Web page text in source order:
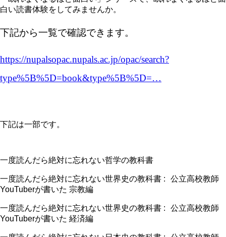
白い読書体験をしてみませんか。
下記から一覧で確認できます。
https://nupalsopac.nupals.ac.jp/opac/search?
type%5B%5D=book&type%5B%5D=…
下記は一部です。
一度読んだら絶対に忘れない哲学の教科書
一度読んだら絶対に忘れない世界史の教科書 :
公立高校教師
YouTuberが書いた 宗教編
一度読んだら絶対に忘れない世界史の教科書 :
公立高校教師
YouTuberが書いた 経済編